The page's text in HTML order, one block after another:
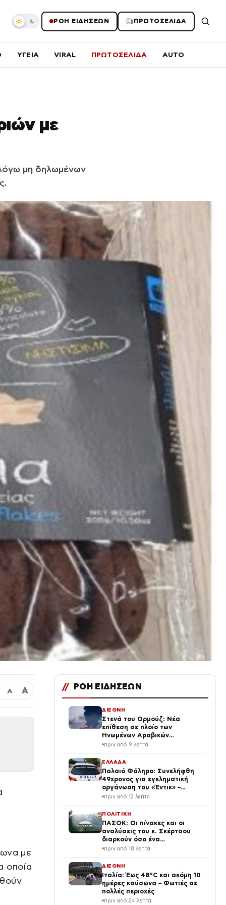
ΡΟΗ ΕΙΔΗΣΕΩΝ ΠΡΩΤΟΣΕΛΙΔΑ
ΥΓΕΙΑ VIRAL ΠΡΩΤΟΣΕΛΙΔΑ AUTO
με
μη δηλωμένων
Α Α
με
οποία
// ΡΟΗ ΕΙΔΗΣΕΩΝ
ΔΙΕΘΝΗ
Στενά του Ορμούζ: Νέα
επίθεση σε πλοίο των
Ηνωμένων Αραβικών
Εμιράτων – Ιράν και
πριν από 9 λεπτά
ΕΛΛΑΔΑ
Παλαιό Φάληρο: Συνελήφθη
49χρονος για εγκληματική
οργάνωση του «Έντικ» –
Κατηγορείται για εκβιασμούς
επιχειρηματιών
πριν από 12 λεπτά
ΠΟΛΙΤΙΚΗ
ΠΑΣΟΚ: Οι πίνακες και οι
αναλύσεις του κ. Σκέρτσου
διαρκούν όσο ένα
ηλιοβασίλεμα
πριν από 18 λεπτά
ΔΙΕΘΝΗ
Ιταλία: Έως 48°C και ακόμη 10
ημέρες καύσωνα – Φωτιές σε
πολλές περιοχές
πριν από 24 λεπτά